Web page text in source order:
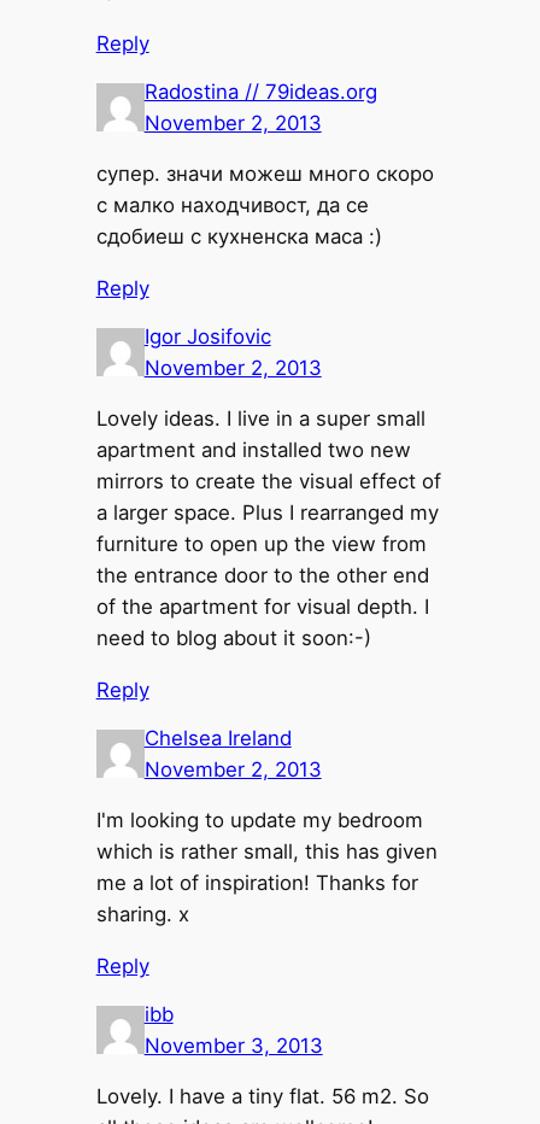
Reply
Radostina // 79ideas.org
November 2, 2013
супер. значи можеш много скоро
с малко находчивост, да се
сдобиеш с кухненска маса :)
Reply
Igor Josifovic
November 2, 2013
Lovely ideas. I live in a super small
apartment and installed two new
mirrors to create the visual effect of
a larger space. Plus I rearranged my
furniture to open up the view from
the entrance door to the other end
of the apartment for visual depth. I
need to blog about it soon:-)
Reply
Chelsea Ireland
November 2, 2013
I'm looking to update my bedroom
which is rather small, this has given
me a lot of inspiration! Thanks for
sharing. x
Reply
ibb
November 3, 2013
Lovely. I have a tiny flat. 56 m2. So